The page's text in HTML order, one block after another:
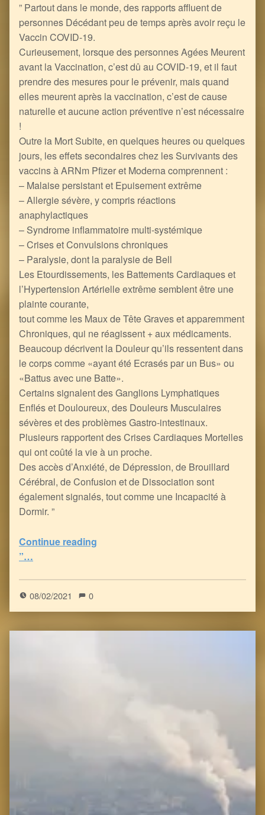
” Partout dans le monde, des rapports affluent de
personnes Décédant peu de temps après avoir reçu le
Vaccin COVID-19.
Curieusement, lorsque des personnes Agées Meurent
avant la Vaccination, c’est dû au COVID-19, et il faut
prendre des mesures pour le prévenir, mais quand
elles meurent après la vaccination, c’est de cause
naturelle et aucune action préventive n’est nécessaire
!
Outre la Mort Subite, en quelques heures ou quelques
jours, les effets secondaires chez les Survivants des
vaccins à ARNm Pfizer et Moderna comprennent :
– Malaise persistant et Epuisement extrême
– Allergie sévère, y compris réactions
anaphylactiques
– Syndrome inflammatoire multi-systémique
– Crises et Convulsions chroniques
– Paralysie, dont la paralysie de Bell
Les Etourdissements, les Battements Cardiaques et
l’Hypertension Artérielle extrême semblent être une
plainte courante,
tout comme les Maux de Tête Graves et apparemment
Chroniques, qui ne réagissent + aux médicaments.
Beaucoup décrivent la Douleur qu’ils ressentent dans
le corps comme «ayant été Ecrasés par un Bus» ou
«Battus avec une Batte».
Certains signalent des Ganglions Lymphatiques
Enflés et Douloureux, des Douleurs Musculaires
sévères et des problèmes Gastro-intestinaux.
Plusieurs rapportent des Crises Cardiaques Mortelles
qui ont coûté la vie à un proche.
Des accès d’Anxiété, de Dépression, de Brouillard
Cérébral, de Confusion et de Dissociation sont
également signalés, tout comme une Incapacité à
Dormir. ”
Continue reading
”…
08/02/2021 0